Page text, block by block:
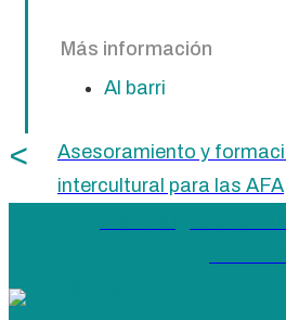
Más información
Al barri
Asesoramiento y
intercultural para las AFA